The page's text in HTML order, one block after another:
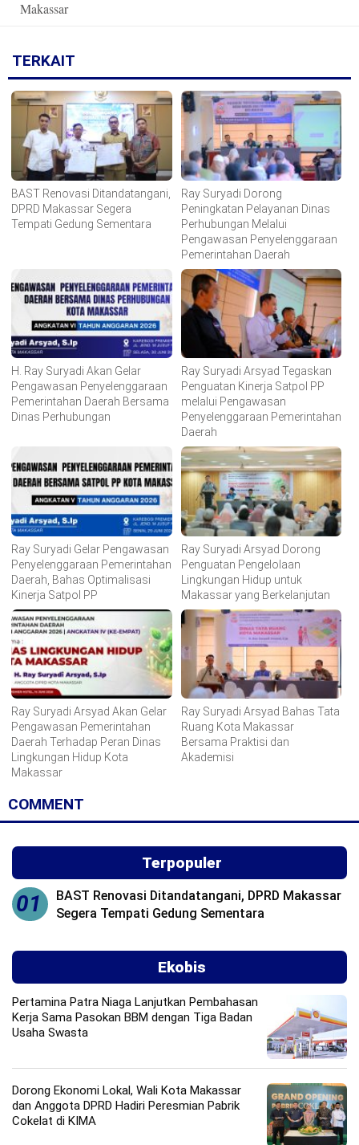
Makassar
TERKAIT
BAST Renovasi Ditandatangani,
DPRD Makassar Segera
Tempati Gedung Sementara
Ray Suryadi Dorong
Peningkatan Pelayanan Dinas
Perhubungan Melalui
Pengawasan Penyelenggaraan
Pemerintahan Daerah
H. Ray Suryadi Akan Gelar
Pengawasan Penyelenggaraan
Pemerintahan Daerah Bersama
Dinas Perhubungan
Ray Suryadi Arsyad Tegaskan
Penguatan Kinerja Satpol PP
melalui Pengawasan
Penyelenggaraan Pemerintahan
Daerah
Ray Suryadi Gelar Pengawasan
Penyelenggaraan Pemerintahan
Daerah, Bahas Optimalisasi
Kinerja Satpol PP
Ray Suryadi Arsyad Dorong
Penguatan Pengelolaan
Lingkungan Hidup untuk
Makassar yang Berkelanjutan
Ray Suryadi Arsyad Akan Gelar
Pengawasan Pemerintahan
Daerah Terhadap Peran Dinas
Lingkungan Hidup Kota
Makassar
Ray Suryadi Arsyad Bahas Tata
Ruang Kota Makassar
Bersama Praktisi dan
Akademisi
COMMENT
Terpopuler
01
BAST Renovasi Ditandatangani, DPRD Makassar
Segera Tempati Gedung Sementara
Ekobis
Pertamina Patra Niaga Lanjutkan Pembahasan
Kerja Sama Pasokan BBM dengan Tiga Badan
Usaha Swasta
Dorong Ekonomi Lokal, Wali Kota Makassar
dan Anggota DPRD Hadiri Peresmian Pabrik
Cokelat di KIMA